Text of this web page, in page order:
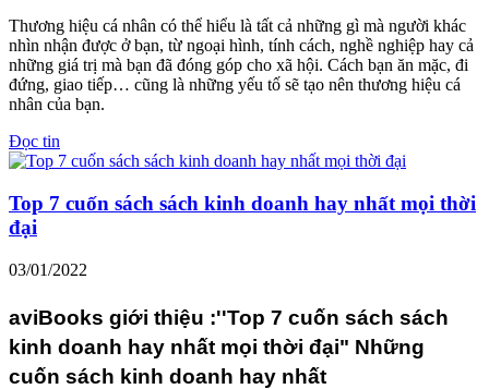
Thương hiệu cá nhân có thể hiểu là tất cả những gì mà người khác
nhìn nhận được ở bạn, từ ngoại hình, tính cách, nghề nghiệp hay cả
những giá trị mà bạn đã đóng góp cho xã hội. Cách bạn ăn mặc, đi
đứng, giao tiếp… cũng là những yếu tố sẽ tạo nên thương hiệu cá
nhân của bạn.
Đọc tin
Top 7 cuốn sách sách kinh doanh hay nhất mọi thời
đại
03/01/2022
aviBooks giới thiệu :''Top 7 cuốn sách sách
kinh doanh hay nhất mọi thời đại" Những
cuốn sách kinh doanh hay nhất